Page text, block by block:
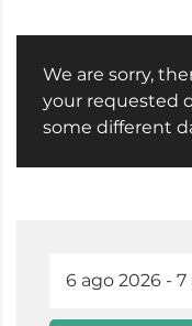
We are sorry,
your requested
some different